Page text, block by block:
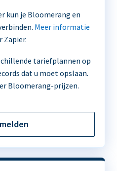
kun je Bloomerang en
Meer informatie
Zapier.
tariefplannen op
dat u moet opslaan.
Bloomerang-prijzen.